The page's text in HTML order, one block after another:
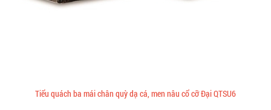
Tiểu quách ba mái chân quỳ dạ cá, men nâu cổ cỡ Đại QTSU6